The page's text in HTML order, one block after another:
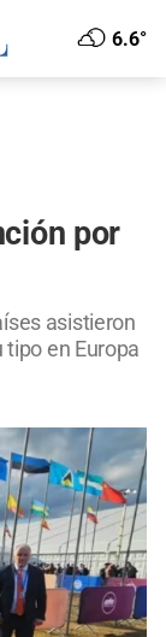
6.6°
por
asistieron
en Europa